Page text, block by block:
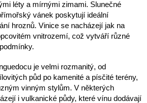
léty a mírnými zimami. Slunečné
vánek poskytují ideální
hroznů. Vinice se nacházejí jak na
vnitrozemí, což vytváří různé
je velmi rozmanitý, od
půd po kamenité a písčité terény,
vinným stylům. V některých
i vulkanické půdy, které vínu dodávají